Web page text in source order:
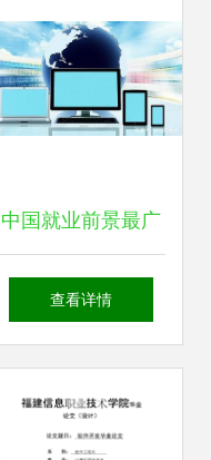
用测试，引领网络
安全新时代
中国就业前景最广
阔的五大工学类专
第一名实至名归
查看详情